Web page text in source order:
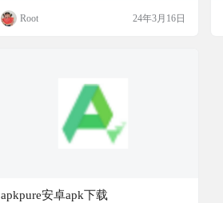
多种工作模式，包括设备所有者、Dhizuk
u、超级用户（Root）和 Shizuku（含 Su
Root 24年3月16日
apkpure安卓apk下载